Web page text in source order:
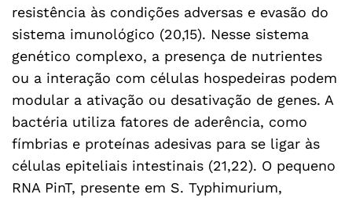
resistência às condições adversas e evasão do
sistema imunológico (20,15). Nesse sistema
genético complexo, a presença de nutrientes
ou a interação com células hospedeiras podem
modular a ativação ou desativação de genes. A
bactéria utiliza fatores de aderência, como
fímbrias e proteínas adesivas para se ligar às
células epiteliais intestinais (21,22). O pequeno
RNA PinT, presente em S. Typhimurium,